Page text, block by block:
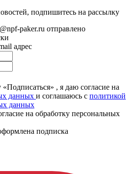
подпишитесь на рассылку
paker.ru отправлено
адрес
, я даю согласие на
данных и соглашаюсь c политикой
данных
на обработку персональных
подписка